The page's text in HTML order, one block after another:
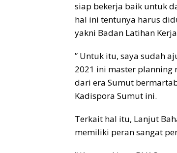
siap bekerja baik untuk
hal ini tentunya harus
yakni Badan Latihan
” Untuk itu, saya sudah
2021 ini master planning
dari era Sumut
Kadispora Sumut ini.
Terkait hal itu, Lanjut
memiliki peran sangat